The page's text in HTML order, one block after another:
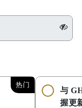
热门
与
握更